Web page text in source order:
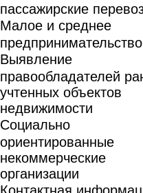
пассажирские
Малое и среднее
предпринимательство
Выявление
правообладателей
учтенных объектов
недвижимости
Социально
ориентированные
некоммерческие
организации